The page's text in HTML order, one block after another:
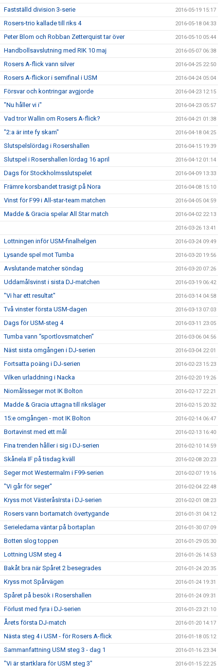
Fastställd division 3-serie 2016-05-19 15:17
Rosers-trio kallade till riks 4 2016-05-18 04:33
Peter Blom och Robban Zetterquist tar över 2016-05-10 05:44
Handbollsavslutning med RIK 10 maj 2016-05-07 06:38
Rosers A-flick vann silver 2016-04-25 22:50
Rosers A-flickor i semifinal i USM 2016-04-24 05:04
Försvar och kontringar avgjorde 2016-04-23 12:15
"Nu håller vi i" 2016-04-23 05:57
Vad tror Wallin om Rosers A-flick? 2016-04-21 01:38
"2:a är inte fy skam" 2016-04-18 04:25
Slutspelslördag i Rosershallen 2016-04-15 19:39
Slutspel i Rosershallen lördag 16 april 2016-04-12 01:14
Dags för Stockholmsslutspelet 2016-04-09 13:33
Främre korsbandet trasigt på Nora 2016-04-08 15:10
Vinst för F99 i All-star-team matchen 2016-04-05 04:59
Madde & Gracia spelar All Star match 2016-04-02 22:13
2016-03-26 13:41
Lottningen inför USM-finalhelgen 2016-03-24 09:49
Lysande spel mot Tumba 2016-03-20 19:56
Avslutande matcher söndag 2016-03-20 07:26
Uddamålsvinst i sista DJ-matchen 2016-03-19 06:42
"Vi har ett resultat" 2016-03-14 04:58
Två vinster första USM-dagen 2016-03-13 07:03
Dags för USM-steg 4 2016-03-11 23:05
Tumba vann “sportlovsmatchen” 2016-03-06 04:56
Näst sista omgången i DJ-serien 2016-03-04 22:01
Fortsatta poäng i DJ-serien 2016-02-23 15:23
Vilken urladdning i Nacka 2016-02-20 19:26
Niomålsseger mot IK Bolton 2016-02-17 22:21
Madde & Gracia uttagna till riksläger 2016-02-15 20:32
15:e omgången - mot IK Bolton 2016-02-14 06:47
Bortavinst med ett mål 2016-02-13 16:40
Fina trenden håller i sig i DJ-serien 2016-02-10 14:59
Skånela IF på tisdag kväll 2016-02-08 20:23
Seger mot Westermalm i F99-serien 2016-02-07 19:16
"Vi går för seger" 2016-02-04 22:48
Kryss mot VästeråsIrsta i DJ-serien 2016-02-01 08:23
Rosers vann bortamatch övertygande 2016-01-31 04:12
Serieledarna väntar på bortaplan 2016-01-30 07:09
Botten slog toppen 2016-01-29 05:30
Lottning USM steg 4 2016-01-26 14:53
Bakåt bra när Spåret 2 besegrades 2016-01-24 20:35
Kryss mot Spårvägen 2016-01-24 19:31
Spåret på besök i Rosershallen 2016-01-24 09:31
Förlust med fyra i DJ-serien 2016-01-23 21:10
Årets första DJ-match 2016-01-20 14:17
Nästa steg 4 i USM - för Rosers A-flick 2016-01-18 05:12
Sammanfattning USM steg 3 - dag 1 2016-01-16 23:34
"Vi är startklara för USM steg 3" 2016-01-15 22:25